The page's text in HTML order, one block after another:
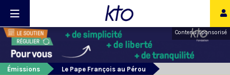
Contenu sponsorisé
Émissions
Le Pape François au Pérou